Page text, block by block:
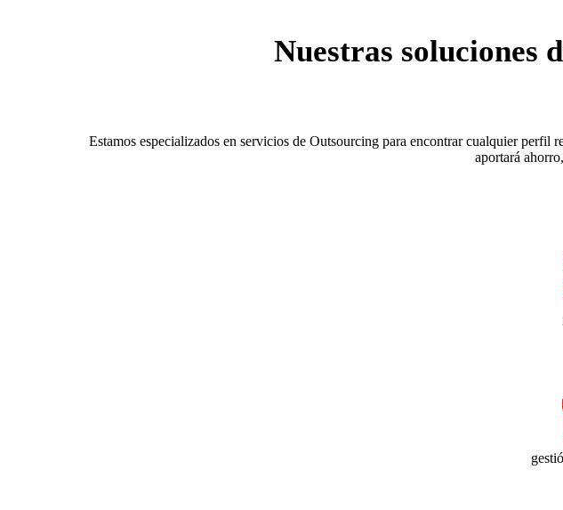
Nuestras soluciones
Estamos especializados en servicios de Outsourcing para encontrar cualquier
aportará